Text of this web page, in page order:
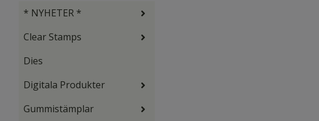
* NYHETER *
Clear Stamps
Dies
Digitala Produkter
Gummistämplar